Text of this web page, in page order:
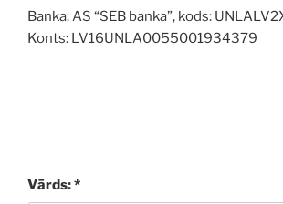
Banka: AS “SEB banka”, kods:
Konts: LV16UNLA0055001934379
Vārds: *